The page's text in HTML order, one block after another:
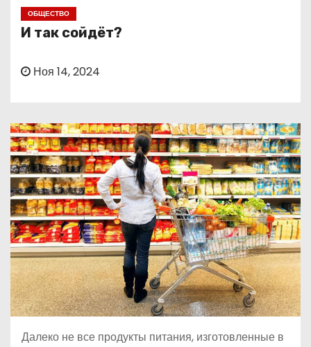
ОБЩЕСТВО
И так сойдёт?
Ноя 14, 2024
Далеко не все продукты питания, изготовленные в